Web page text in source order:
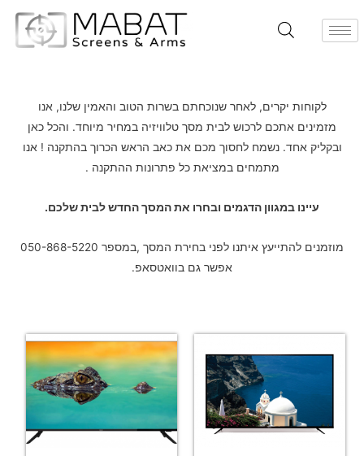
לקוחות יקרים, לאחר שנוכחתם בשרות הטוב והאמין שלנו, אנו
מזמינים אתכם לרכוש לבית מסך טלוויזיה במחיר מיוחד. והכל כאן
ובקליק אחד. נשמח לחסוך מכם את כאב הראש הכרוך בהתקנה ! אנו
מתמחים במציאת כל פתרונות ההתקנה .
עיינו במגוון הדגמים ובחרו את המסך החדש לבית שלכם.
מוזמנים להתייעץ איתנו לפני בחירת המסך ,במספר 050-868-5220
אפשר גם בוואטסאפ.